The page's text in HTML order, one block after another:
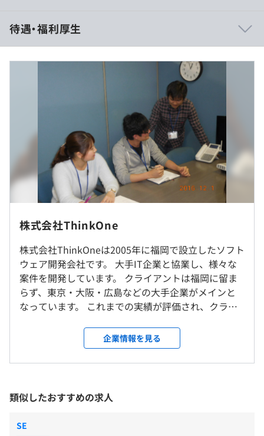
っています。経験が少ない方も経験豊富な方も、それぞれ
に応じた研修カリキュラムを受けながら成長できます。
また、社員同士のコミュニケーションを大切にしており、
誰にでも何でも相談できるような環境作りをしています。
福岡でのニアショアを強化しています。
自社内で行うニアショア開発、また地場大手企業の大規模
プロジェクト等に参入します。
っています。経験が少ない方も経験豊富な方も、それぞれ
に応じた研修カリキュラムを受けながら成長できます。
スキルアップの為、javaや.NET等の講習を年に数回行って
います。
相談の上、ご希望のマシンを支給いたします。
内エンジニア13名。
社内もしくはお客様先での勤務となります。プロジェクト
の開発先は博多や百道エリアが中心です。
就業場所の変更範囲
雇入時：宮崎日南オフィス、および自宅
変更範囲：会社の定める場所（テレワークを行う場所を含
従業員に対する受動喫煙対策：あり
待遇・福利厚生
（※ 想定年収は年収提示額を保証するものではありません）
休憩時間：12:00〜13:00（60分）
＜年間休日120日以上＞
・完全週休2日制（土・日）
株式会社ThinkOne
株式会社ThinkOneは2005年に福岡で設立したソフト
ウェア開発会社です。 大手IT企業と協業し、様々な
案件を開発しています。 クライアントは福岡に留ま
らず、東京・大阪・広島などの大手企業がメインと
なっています。 これまでの実績が評価され、クライ
クトは1〜2名程度で動かす小規模のものから、100名
を超える大型プロジェクトもあります。 また弊社で
は、研修制度にも注力しており、経験が浅いエンジ
プできる環境が用意されています。 今後はAIやクラ
ウドサービス等を用いた新たなビジネスモデルの確
立も目指してまいります。
企業情報を見る
類似したおすすめの求人
SE